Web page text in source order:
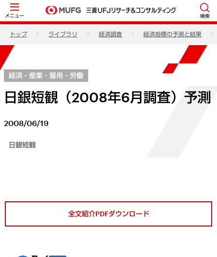
メニュー 検索
トップ ライブラリ 経済調査 経済指標の予測と結果
経済・産業・雇用・労働
日銀短観（2008年6月調査）予測
2008/06/19
日銀短観
全文紹介PDFダウンロード